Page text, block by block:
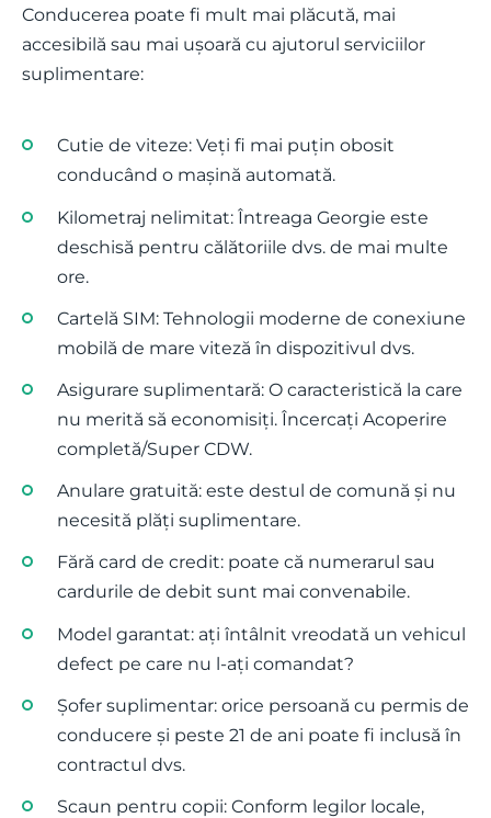
Conducerea poate fi mult mai plăcută, mai
accesibilă sau mai ușoară cu ajutorul serviciilor
suplimentare:
Cutie de viteze: Veți fi mai puțin obosit
conducând o mașină automată.
Kilometraj nelimitat: Întreaga Georgie este
deschisă pentru călătoriile dvs. de mai multe
ore.
Cartelă SIM: Tehnologii moderne de conexiune
mobilă de mare viteză în dispozitivul dvs.
Asigurare suplimentară: O caracteristică la care
nu merită să economisiți. Încercați Acoperire
completă/Super CDW.
Anulare gratuită: este destul de comună și nu
necesită plăți suplimentare.
Fără card de credit: poate că numerarul sau
cardurile de debit sunt mai convenabile.
Model garantat: ați întâlnit vreodată un vehicul
defect pe care nu l-ați comandat?
Șofer suplimentar: orice persoană cu permis de
conducere și peste 21 de ani poate fi inclusă în
contractul dvs.
Scaun pentru copii: Conform legilor locale,